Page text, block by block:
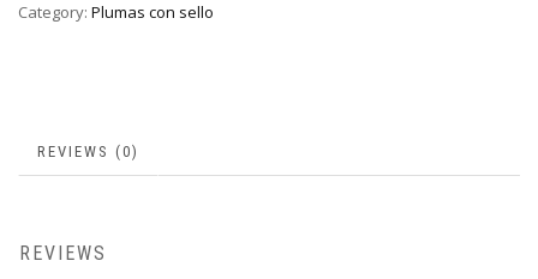
Category: Plumas con sello
REVIEWS (0)
REVIEWS